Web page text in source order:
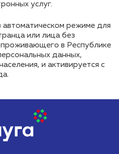
услуг.
режиме для
или лица без
в Республике
данных,
и активируется с